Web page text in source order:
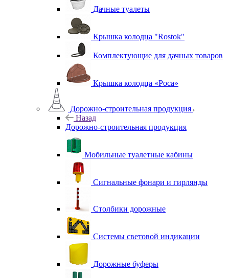
Дачные туалеты
Крышка колодца "Rostok"
Комплектующие для дачных товаров
Крышка колодца «Роса»
Дорожно-строительная продукция
Назад
Дорожно-строительная продукция
Мобильные туалетные кабины
Сигнальные фонари и гирлянды
Столбики дорожные
Системы световой индикации
Дорожные буферы